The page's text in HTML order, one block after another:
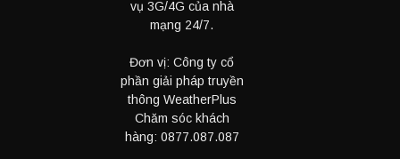
vụ 3G/4G của nhà
mạng 24/7.
Đơn vị: Công ty cổ
phần giải pháp truyền
thông WeatherPlus
Chăm sóc khách
hàng: 0877.087.087